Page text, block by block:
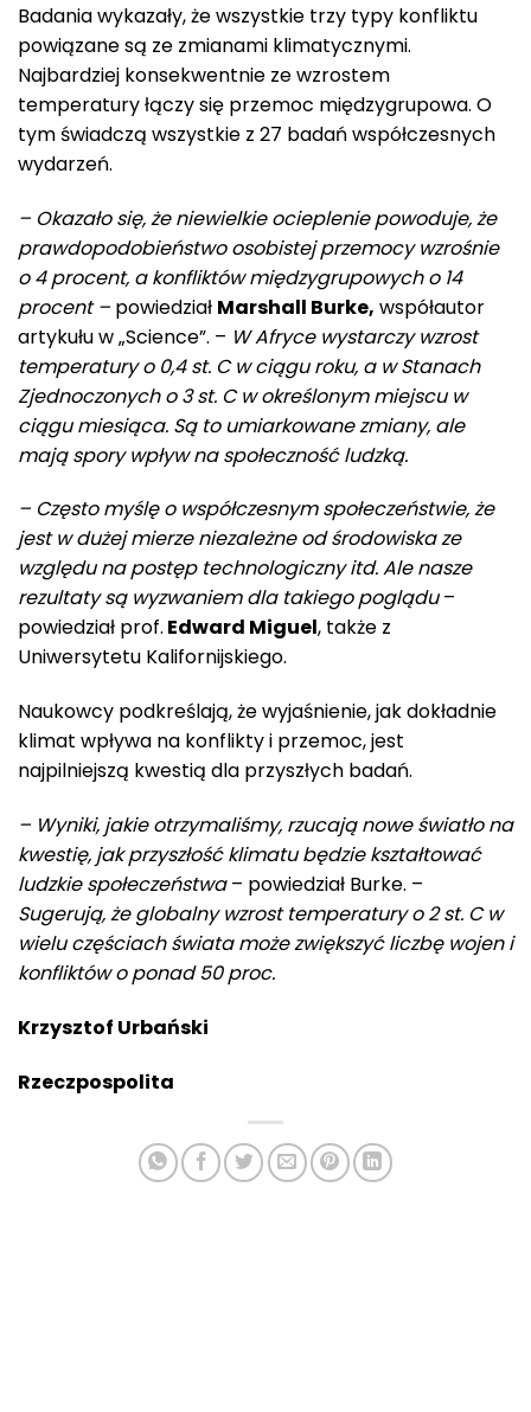
Badania wykazały, że wszystkie trzy typy konfliktu
powiązane są ze zmianami klimatycznymi.
Najbardziej konsekwentnie ze wzrostem
temperatury łączy się przemoc międzygrupowa. O
tym świadczą wszystkie z 27 badań współczesnych
wydarzeń.
– Okazało się, że niewielkie ocieplenie powoduje, że
prawdopodobieństwo osobistej przemocy wzrośnie
o 4 procent, a konfliktów międzygrupowych o 14
procent – powiedział Marshall Burke, współautor
artykułu w „Science”. – W Afryce wystarczy wzrost
temperatury o 0,4 st. C w ciągu roku, a w Stanach
Zjednoczonych o 3 st. C w określonym miejscu w
ciągu miesiąca. Są to umiarkowane zmiany, ale
mają spory wpływ na społeczność ludzką.
– Często myślę o współczesnym społeczeństwie, że
jest w dużej mierze niezależne od środowiska ze
względu na postęp technologiczny itd. Ale nasze
rezultaty są wyzwaniem dla takiego poglądu–
powiedział prof. Edward Miguel, także z
Uniwersytetu Kalifornijskiego.
Naukowcy podkreślają, że wyjaśnienie, jak dokładnie
klimat wpływa na konflikty i przemoc, jest
najpilniejszą kwestią dla przyszłych badań.
– Wyniki, jakie otrzymaliśmy, rzucają nowe światło na
kwestię, jak przyszłość klimatu będzie kształtować
ludzkie społeczeństwa– powiedział Burke. –
Sugerują, że globalny wzrost temperatury o 2 st. C w
wielu częściach świata może zwiększyć liczbę wojen i
konfliktów o ponad 50 proc.
Krzysztof Urbański
Rzeczpospolita